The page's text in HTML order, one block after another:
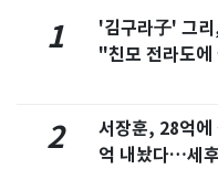
1
'김구라子' 그리
"친모 전라도
2
서장훈, 28억에
억 내놨다…세